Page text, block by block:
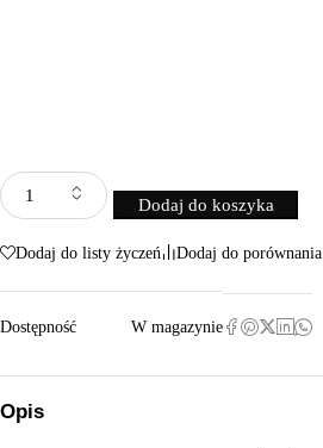
Dodaj do koszyka
Dodaj do listy życzeń Dodaj do porównania
Dostępność W magazynie
Opis